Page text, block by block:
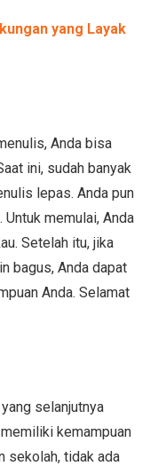
yang Layak
Anda bisa
ini, sudah banyak
lepas. Anda pun
memulai, Anda
Setelah itu, jika
bagus, Anda dapat
Anda. Selamat
selanjutnya
kemampuan
sekolah, tidak ada